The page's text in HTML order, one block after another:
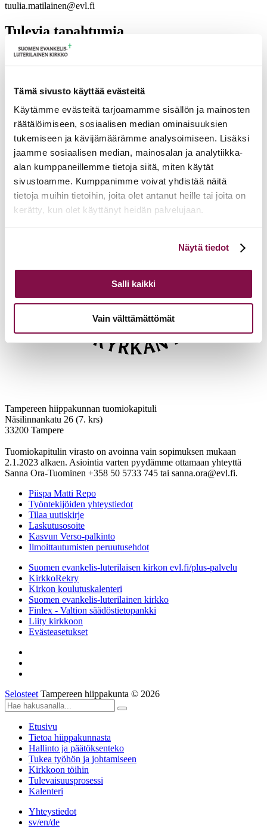
Tämä sivusto käyttää evästeitä
Käytämme evästeitä tarjoamamme sisällön ja mainosten
räätälöimiseen, sosiaalisen median ominaisuuksien
tukemiseen ja kävijämäärämme analysoimiseen. Lisäksi
jaamme sosiaalisen median, mainosalan ja analytiikka-
alan kumppaneillemme tietoja siitä, miten käytät
sivustoamme. Kumppanimme voivat yhdistää näitä
tietoja muihin tietoihin, joita olet antanut heille tai joita on
kerätty, kun olet käyttänyt heidän palvelujaan.
linkistä.
Näytä tiedot
Salli kaikki
Vain välttämättömät
tuulia.matilainen@evl.fi
Tulevia tapahtumia
Tuomiokapitulin istunto
runojen, taiteen ja luonnon äärellä 25.08.2026
Toimistoväen verkostotapaaminen 08.09.2026
Takaisin tapahtumiin
Tampereen hiippakunnan tuomiokapituli
Näsilinnankatu 26 (7. krs)
33200 Tampere
Tuomiokapitulin virasto on avoinna vain sopimuksen mukaan
2.1.2023 alkaen. Asiointia varten pyydämme ottamaan yhteyttä
Sanna Ora-Tuominen +358 50 5733 745 tai sanna.ora@evl.fi.
Piispa Matti Repo
Työntekijöiden yhteystiedot
Tilaa uutiskirje
Laskutusosoite
Kasvun Verso-palkinto
Ilmoittautumisten peruutusehdot
Suomen evankelis-luterilaisen kirkon evl.fi/plus-palvelu
KirkkoRekry
Kirkon koulutuskalenteri
Suomen evankelis-luterilainen kirkko
Finlex - Valtion säädöstietopankki
Liity kirkkoon
Evästeasetukset
Selosteet Tampereen hiippakunta © 2026
Etusivu
Tietoa hiippakunnasta
Hallinto ja päätöksenteko
Tukea työhön ja johtamiseen
Kirkkoon töihin
Tulevaisuusprosessi
Kalenteri
Yhteystiedot
sv/en/de